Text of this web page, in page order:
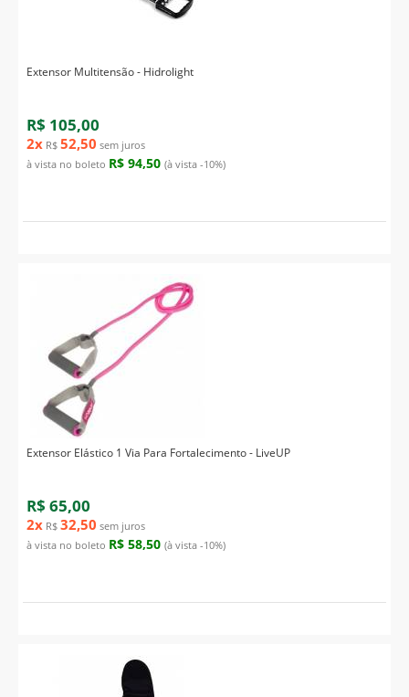
Extensor Multitensão - Hidrolight
R$ 105,00
2x R$ 52,50 sem juros
à vista no boleto R$ 94,50 (à vista -10%)
Extensor Elástico 1 Via Para Fortalecimento - LiveUP
R$ 65,00
2x R$ 32,50 sem juros
à vista no boleto R$ 58,50 (à vista -10%)